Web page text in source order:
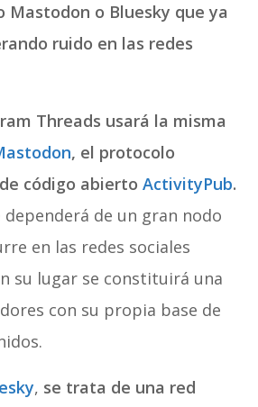
Mastodon o Bluesky que ya
ruido en las redes
Threads usará la misma
, el protocolo
código abierto ActivityPub.
dependerá de un gran nodo
en las redes sociales
su lugar se constituirá una
con su propia base de
, se trata de una red